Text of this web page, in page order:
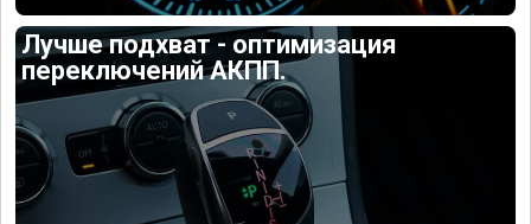
Лучше подхват - оптимизация
переключений АКПП.